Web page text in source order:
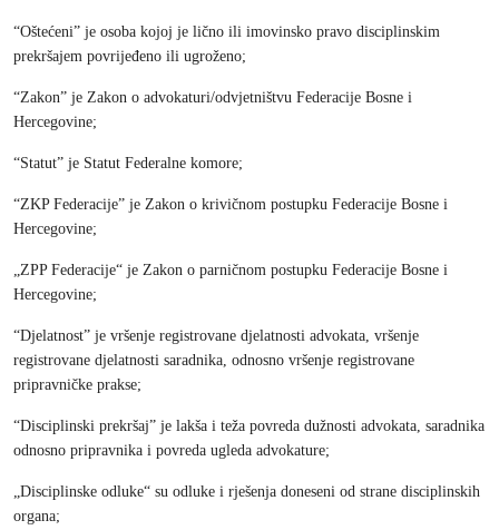
“Oštećeni” je osoba kojoj je lično ili imovinsko pravo disciplinskim
prekršajem povrijeđeno ili ugroženo;
“Zakon” je Zakon o advokaturi/odvjetništvu Federacije Bosne i
Hercegovine;
“Statut” je Statut Federalne komore;
“ZKP Federacije” je Zakon o krivičnom postupku Federacije Bosne i
Hercegovine;
„ZPP Federacije“ je Zakon o parničnom postupku Federacije Bosne i
Hercegovine;
“Djelatnost” je vršenje registrovane djelatnosti advokata, vršenje
registrovane djelatnosti saradnika, odnosno vršenje registrovane
pripravničke prakse;
“Disciplinski prekršaj” je lakša i teža povreda dužnosti advokata, saradnika
odnosno pripravnika i povreda ugleda advokature;
„Disciplinske odluke“ su odluke i rješenja doneseni od strane disciplinskih
organa;